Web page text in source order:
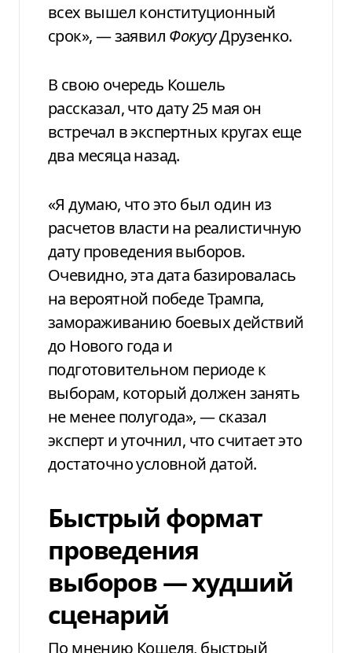
всех вышел конституционный
срок», — заявил ФокусуДрузенко.
В свою очередь Кошель
рассказал, что дату 25 мая он
встречал в экспертных кругах еще
два месяца назад.
«Я думаю, что это был один из
расчетов власти на реалистичную
дату проведения выборов.
Очевидно, эта дата базировалась
на вероятной победе Трампа,
замораживанию боевых действий
до Нового года и
подготовительном периоде к
выборам, который должен занять
не менее полугода», — сказал
эксперт и уточнил, что считает это
достаточно условной датой.
Быстрый формат
проведения
выборов — худший
сценарий
По мнению Кошеля, быстрый